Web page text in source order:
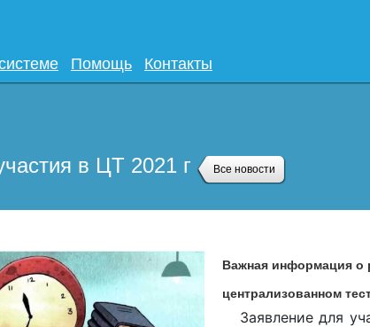
Помощь Контакты
в ЦТ 2021 г Все новости
Важная информация о
централизованном
Заявление для